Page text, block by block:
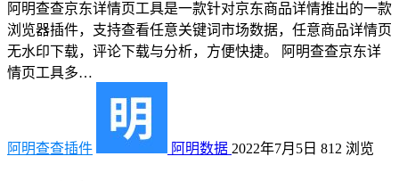
阿明查查京东详情页工具是一款针对京东商品详情推出的一款
浏览器插件，支持查看任意关键词市场数据，任意商品详情页
无水印下载，评论下载与分析，方便快捷。 阿明查查京东详
情页工具多…
阿明查查插件 阿明数据 2022年7月5日 812 浏览